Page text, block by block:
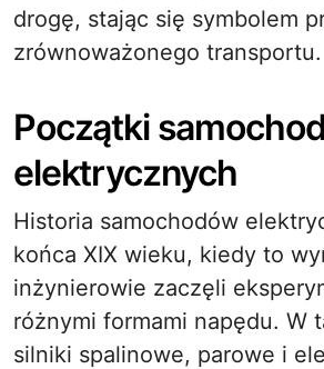
drogę, stając się symbolem
zrównoważonego transportu.
Początki
elektrycznych
Historia samochodów
końca XIX wieku, kiedy to
inżynierowie zaczęli
różnymi formami napędu. W
silniki spalinowe, parowe i